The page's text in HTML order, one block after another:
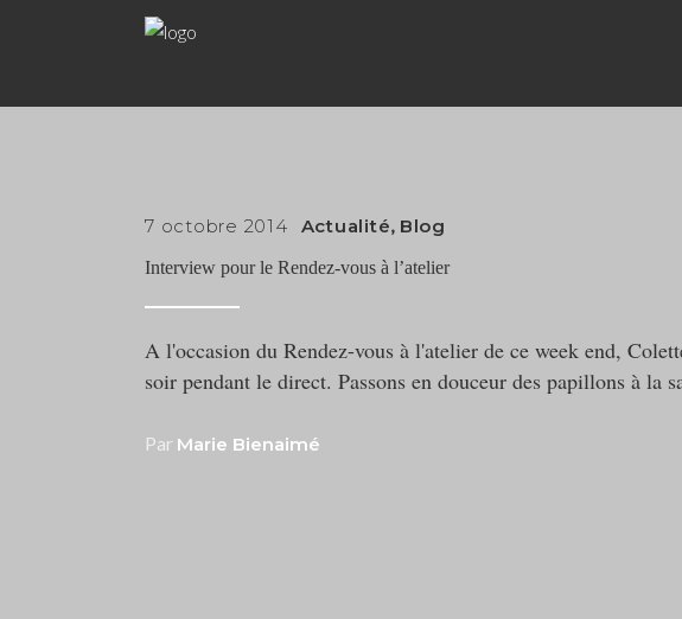
7 octobre 2014 Actualité, Blog
Interview pour le Rendez-vous à l’atelier
A l'occasion du Rendez-vous à l'atelier de ce week end,
soir pendant le direct. Passons en douceur des papillons à la
Par Marie Bienaimé